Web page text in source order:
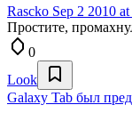
Rascko Sep 2 2010
Простите,
0
Look
Galaxy Tab был